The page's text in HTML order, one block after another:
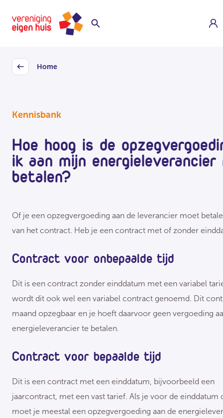
naar
hoofdinhoud
Homepage
Back
Home
Kennisbank
Hoe hoog is de
ik aan mijn
betalen?
Of je een opzegvergoeding aan de leverancier moet
van het contract. Heb je een contract met of zonder
Contract voor onbepaalde tijd
Dit is een contract zonder einddatum met een variabel
wordt dit ook wel een variabel contract genoemd. Dit
maand opzegbaar en je hoeft daarvoor geen vergoeding
energieleverancier te betalen.
Contract voor bepaalde tijd
Dit is een contract met een einddatum, bijvoorbeeld een
jaarcontract, met een vast tarief. Als je voor de einddatum
moet je meestal een opzegvergoeding aan de